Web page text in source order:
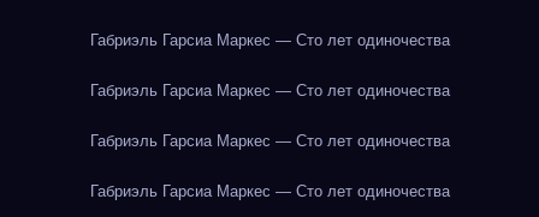
Габриэль Гарсиа Маркес — Сто лет одиночества
Габриэль Гарсиа Маркес — Сто лет одиночества
Габриэль Гарсиа Маркес — Сто лет одиночества
Габриэль Гарсиа Маркес — Сто лет одиночества